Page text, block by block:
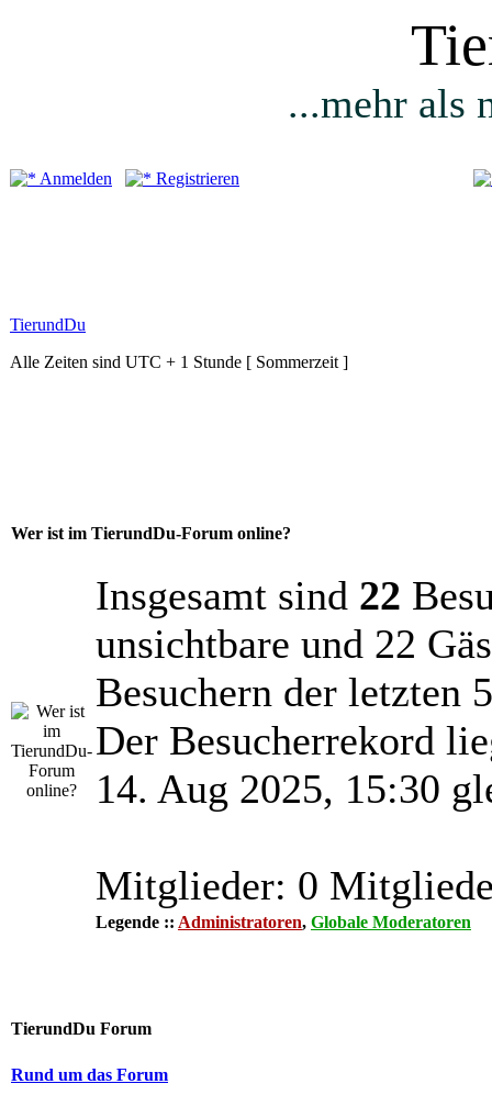
...mehr als
Anmelden Registrieren
TierundDu
Alle Zeiten sind UTC + 1 Stunde [ Sommerzeit ]
Wer ist im TierundDu-Forum online?
Insgesamt sind 22
unsichtbare und 22
Besuchern der letzten
Der Besucherrekord
14. Aug 2025, 15:30
Mitglieder: 0
Legende :: Administratoren, Globale Moderatoren
TierundDu Forum
Rund um das Forum